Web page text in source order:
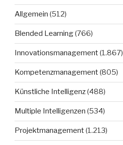
Allgemein (512)
Blended Learning(766)
Innovationsmanagement(1.867)
Kompetenzmanagement(805)
Künstliche Intelligenz(488)
Multiple Intelligenzen (534)
Projektmanagement(1.213)